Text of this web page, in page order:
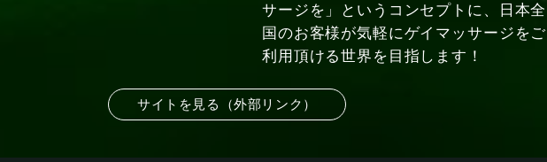
サージを」というコンセプトに、日本全
国のお客様が気軽にゲイマッサージをご
利用頂ける世界を目指します！
サイトを見る（外部リンク）